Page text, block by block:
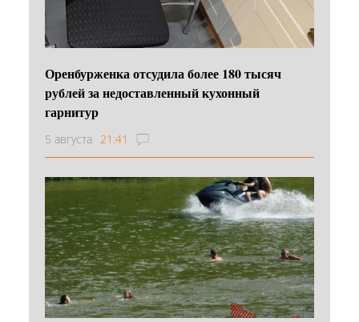
Оренбурженка отсудила более 180 тысяч
рублей за недоставленный кухонный
гарнитур
5 августа 21:41